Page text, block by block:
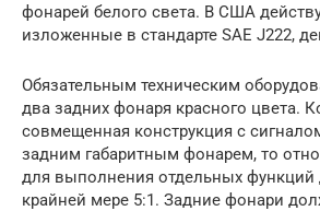
фонарей белого света. В США
изложенные в стандарте SAE J222,
Обязательным техническим
два задних фонаря красного цвета.
совмещенная конструкция с
задним габаритным фонарем, то
для вы­полнения отдельных
крайней мере 5:1. Задние фонари